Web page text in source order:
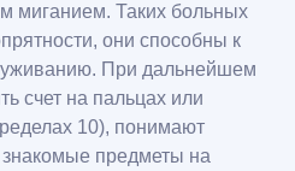
миганием. Таких больных
они способны к
При дальнейшем
счет на пальцах или
10), понимают
предметы на